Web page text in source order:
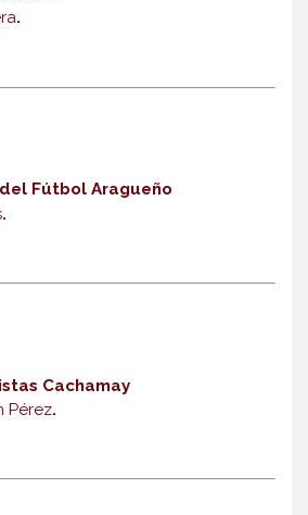
.
del Fútbol Aragueño
.
Cachamay
Pérez.